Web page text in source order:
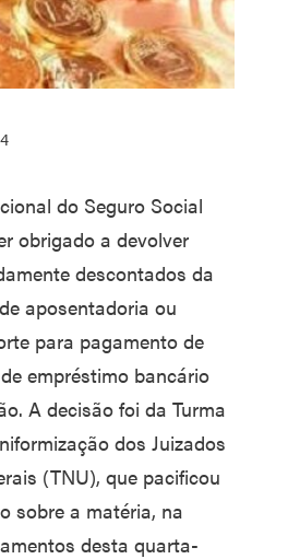
do Seguro Social
obrigado a devolver
descontados da
aposentadoria ou
para pagamento de
empréstimo bancário
A decisão foi da Turma
dos Juizados
(TNU), que pacificou
sobre a matéria, na
desta quarta-